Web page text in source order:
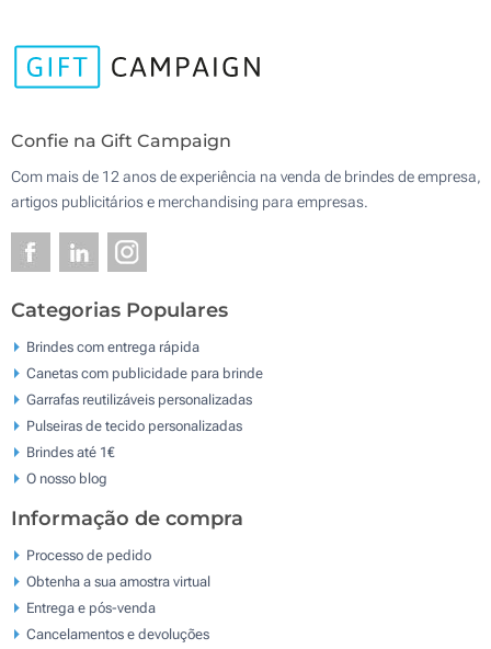
Confie na Gift Campaign
Com mais de 12 anos de experiência na venda de brindes de empresa,
artigos publicitários e merchandising para empresas.
Categorias Populares
Brindes com entrega rápida
Canetas com publicidade para brinde
Garrafas reutilizáveis personalizadas
Pulseiras de tecido personalizadas
Brindes até 1€
O nosso blog
Informação de compra
Processo de pedido
Obtenha a sua amostra virtual
Entrega e pós-venda
Cancelamentos e devoluções